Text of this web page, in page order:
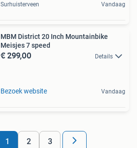
Surhuisterveen Vandaag
MBM District 20 Inch Mountainbike
Meisjes 7 speed
€ 299,00 Details
Bezoek website Vandaag
1 2 3